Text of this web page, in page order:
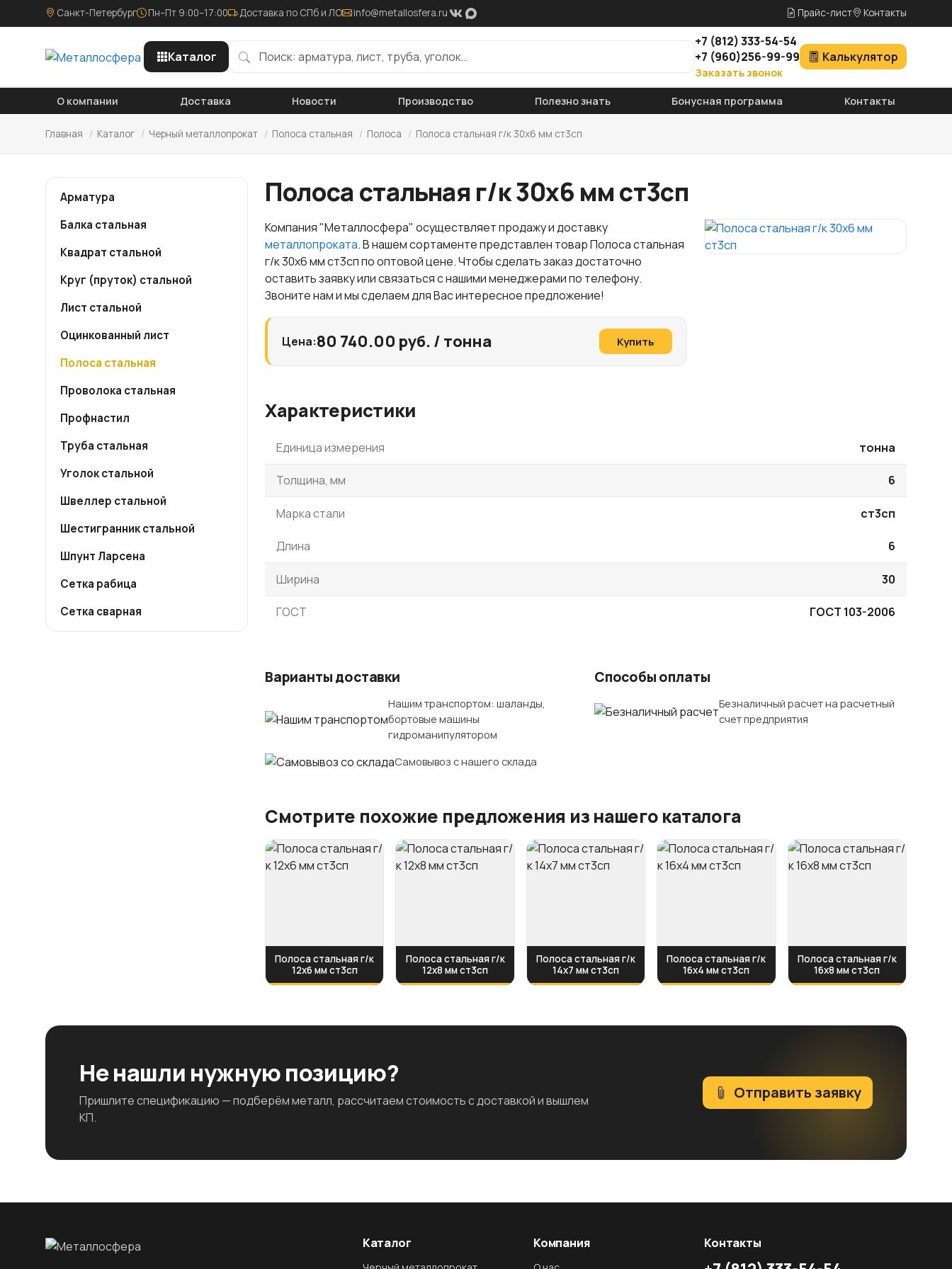
Санкт-Петербург Пн–Пт 9:00–17:00 Доставка по СПб и ЛО info@metallosfera.ru Прайс-лист Контакты
Каталог
+7 (812)333-54-54
+7 (960)256-99-99
Заказать звонок
Калькулятор
О компании Доставка Новости Производство Полезно знать Бонусная программа Контакты
Главная / Каталог / Черный металлопрокат / Полоса стальная / Полоса / Полоса стальная г/к 30х6 мм ст3сп
Арматура
Балка стальная
Квадрат стальной
Круг (пруток) стальной
Лист стальной
Оцинкованный лист
Полоса стальная
Проволока стальная
Профнастил
Труба стальная
Уголок стальной
Швеллер стальной
Шестигранник стальной
Шпунт Ларсена
Сетка рабица
Сетка сварная
Полоса стальная г/к 30х6 мм ст3сп
Компания "Металлосфера" осуществляет продажу и доставку
металлопроката. В нашем сортаменте представлен товар Полоса стальная
г/к 30х6 мм ст3сп по оптовой цене. Чтобы сделать заказ достаточно
оставить заявку или связаться с нашими менеджерами по телефону.
Звоните нам и мы сделаем для Вас интересное предложение!
Цена:80 740.00 руб. / тонна Купить
Характеристики
Единица измерения тонна
Толщина, мм 6
Марка стали ст3сп
Длина 6
Ширина 30
ГОСТ ГОСТ 103-2006
Варианты доставки
Нашим транспортом: шаланды,
бортовые машины
гидроманипулятором
Самовывоз с нашего склада
Способы оплаты
Безналичный расчет на расчетный
счет предприятия
Смотрите похожие предложения из нашего каталога
Полоса стальная г/к
12х6 мм ст3сп
Полоса стальная г/к
12х8 мм ст3сп
Полоса стальная г/к
14х7 мм ст3сп
Полоса стальная г/к
16х4 мм ст3сп
Полоса стальная г/к
16х8 мм ст3сп
Не нашли нужную позицию?
Пришлите спецификацию — подберём металл, рассчитаем стоимость с доставкой и вышлем
КП.
Отправить заявку
Каталог Компания Контакты